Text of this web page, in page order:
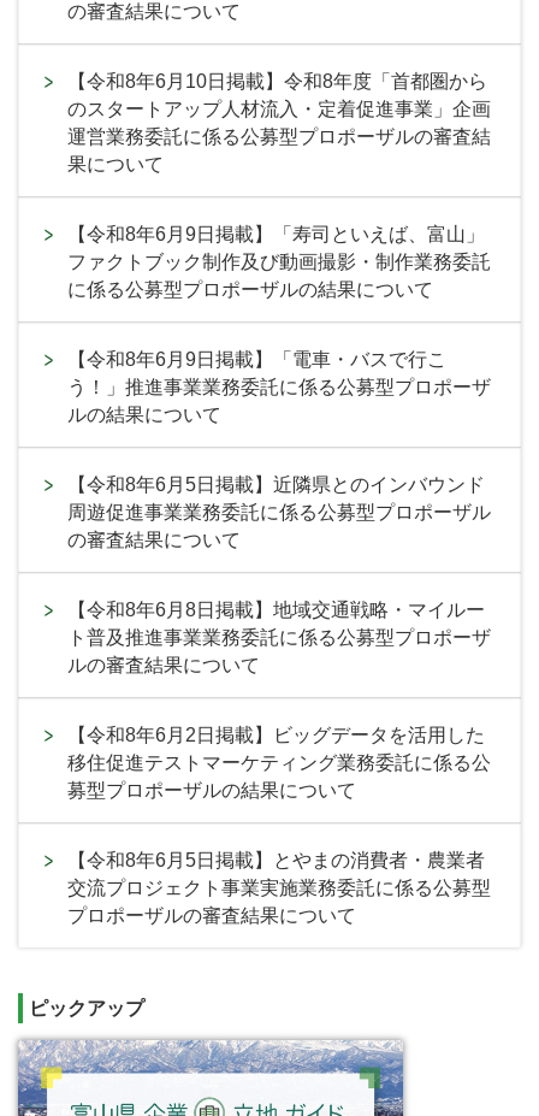
の審査結果について
【令和8年6月10日掲載】令和8年度「首都圏から
のスタートアップ人材流入・定着促進事業」企画
運営業務委託に係る公募型プロポーザルの審査結
果について
【令和8年6月9日掲載】「寿司といえば、富山」
ファクトブック制作及び動画撮影・制作業務委託
に係る公募型プロポーザルの結果について
【令和8年6月9日掲載】「電車・バスで行こ
う！」推進事業業務委託に係る公募型プロポーザ
ルの結果について
【令和8年6月5日掲載】近隣県とのインバウンド
周遊促進事業業務委託に係る公募型プロポーザル
の審査結果について
【令和8年6月8日掲載】地域交通戦略・マイルー
ト普及推進事業業務委託に係る公募型プロポーザ
ルの審査結果について
【令和8年6月2日掲載】ビッグデータを活用した
移住促進テストマーケティング業務委託に係る公
募型プロポーザルの結果について
【令和8年6月5日掲載】とやまの消費者・農業者
交流プロジェクト事業実施業務委託に係る公募型
プロポーザルの審査結果について
ピックアップ